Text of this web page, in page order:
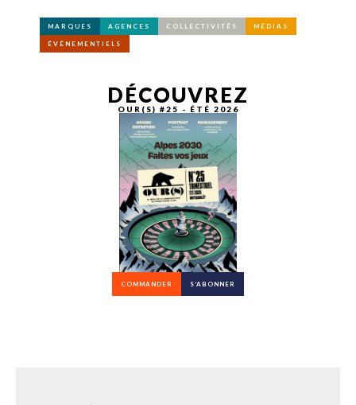
MARQUES AGENCES COLLECTIVITÉS MÉDIAS
ÉVÉNEMENTIELS
DÉCOUVREZ
OUR(S) #25 - ÉTÉ 2026
COMMANDER S’ABONNER